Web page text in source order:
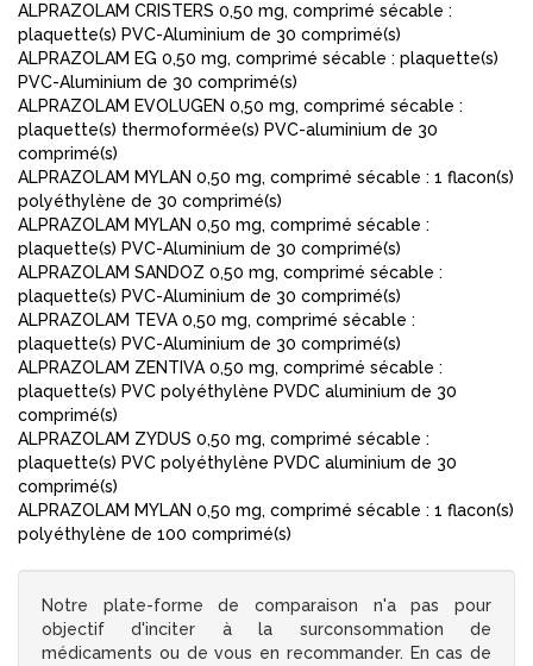
ALPRAZOLAM CRISTERS 0,50 mg, comprimé sécable :
plaquette(s) PVC-Aluminium de 30 comprimé(s)
ALPRAZOLAM EG 0,50 mg, comprimé sécable : plaquette(s)
PVC-Aluminium de 30 comprimé(s)
ALPRAZOLAM EVOLUGEN 0,50 mg, comprimé sécable :
plaquette(s) thermoformée(s) PVC-aluminium de 30
comprimé(s)
ALPRAZOLAM MYLAN 0,50 mg, comprimé sécable : 1 flacon(s)
polyéthylène de 30 comprimé(s)
ALPRAZOLAM MYLAN 0,50 mg, comprimé sécable :
plaquette(s) PVC-Aluminium de 30 comprimé(s)
ALPRAZOLAM SANDOZ 0,50 mg, comprimé sécable :
plaquette(s) PVC-Aluminium de 30 comprimé(s)
ALPRAZOLAM TEVA 0,50 mg, comprimé sécable :
plaquette(s) PVC-Aluminium de 30 comprimé(s)
ALPRAZOLAM ZENTIVA 0,50 mg, comprimé sécable :
plaquette(s) PVC polyéthylène PVDC aluminium de 30
comprimé(s)
ALPRAZOLAM ZYDUS 0,50 mg, comprimé sécable :
plaquette(s) PVC polyéthylène PVDC aluminium de 30
comprimé(s)
ALPRAZOLAM MYLAN 0,50 mg, comprimé sécable : 1 flacon(s)
polyéthylène de 100 comprimé(s)
Notre plate-forme de comparaison n'a pas pour
objectif d'inciter à la surconsommation de
médicaments ou de vous en recommander. En cas de